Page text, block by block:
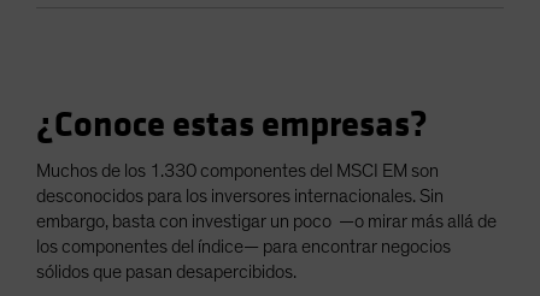
¿Conoce estas empresas?
Muchos de los 1.330 componentes del MSCI EM son
desconocidos para los inversores internacionales. Sin
embargo, basta con investigar un poco —o mirar más allá de
los componentes del índice— para encontrar negocios
sólidos que pasan desapercibidos.